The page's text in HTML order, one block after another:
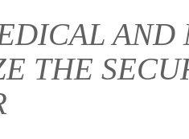
AND
THE